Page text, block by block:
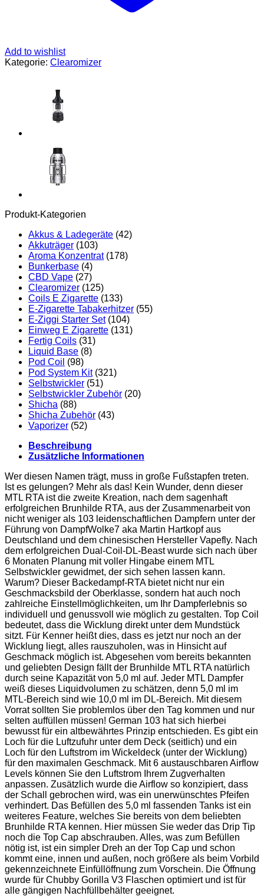
Add to wishlist
Kategorie: Clearomizer
Produkt-Kategorien
Akkus & Ladegeräte (42)
Akkuträger (103)
Aroma Konzentrat (178)
Bunkerbase (4)
CBD Vape (27)
Clearomizer (125)
Coils E Zigarette (133)
E-Zigarette Tabakerhitzer (55)
E-Ziggi Starter Set (104)
Einweg E Zigarette (131)
Fertig Coils (31)
Liquid Base (8)
Pod Coil (98)
Pod System Kit (321)
Selbstwickler (51)
Selbstwickler Zubehör (20)
Shicha (88)
Shicha Zubehör (43)
Vaporizer (52)
Beschreibung
Zusätzliche Informationen
Wer diesen Namen trägt, muss in große Fußstapfen treten.
Ist es gelungen? Mehr als das! Kein Wunder, denn dieser
MTL RTA ist die zweite Kreation, nach dem sagenhaft
erfolgreichen Brunhilde RTA, aus der Zusammenarbeit von
nicht weniger als 103 leidenschaftlichen Dampfern unter der
Führung von DampfWolke7 aka Martin Hartkopf aus
Deutschland und dem chinesischen Hersteller Vapefly. Nach
dem erfolgreichen Dual-Coil-DL-Beast wurde sich nach über
6 Monaten Planung mit voller Hingabe einem MTL
Selbstwickler gewidmet, der sich sehen lassen kann.
Warum? Dieser Backedampf-RTA bietet nicht nur ein
Geschmacksbild der Oberklasse, sondern hat auch noch
zahlreiche Einstellmöglichkeiten, um Ihr Dampferlebnis so
individuell und genussvoll wie möglich zu gestalten. Top Coil
bedeutet, dass die Wicklung direkt unter dem Mundstück
sitzt. Für Kenner heißt dies, dass es jetzt nur noch an der
Wicklung liegt, alles rauszuholen, was in Hinsicht auf
Geschmack möglich ist. Abgesehen vom bereits bekannten
und geliebten Design fällt der Brunhilde MTL RTA natürlich
durch seine Kapazität von 5,0 ml auf. Jeder MTL Dampfer
weiß dieses Liquidvolumen zu schätzen, denn 5,0 ml im
MTL-Bereich sind wie 10,0 ml im DL-Bereich. Mit diesem
Vorrat sollten Sie problemlos über den Tag kommen und nur
selten auffüllen müssen! German 103 hat sich hierbei
bewusst für ein altbewährtes Prinzip entschieden. Es gibt ein
Loch für die Luftzufuhr unter dem Deck (seitlich) und ein
Loch für den Luftstrom im Wickeldeck (unter der Wicklung)
für den maximalen Geschmack. Mit 6 austauschbaren Airflow
Levels können Sie den Luftstrom Ihrem Zugverhalten
anpassen. Zusätzlich wurde die Airflow so konzipiert, dass
der Schall gebrochen wird, was ein unerwünschtes Pfeifen
verhindert. Das Befüllen des 5,0 ml fassenden Tanks ist ein
weiteres Feature, welches Sie bereits von dem beliebten
Brunhilde RTA kennen. Hier müssen Sie weder das Drip Tip
noch die Top Cap abschrauben. Alles, was zum Befüllen
nötig ist, ist ein simpler Dreh an der Top Cap und schon
kommt eine, innen und außen, noch größere als beim Vorbild
gekennzeichnete Einfüllöffnung zum Vorschein. Die Öffnung
wurde für Chubby Gorilla V3 Flaschen optimiert und ist für
alle gängigen Nachfüllbehälter geeignet.